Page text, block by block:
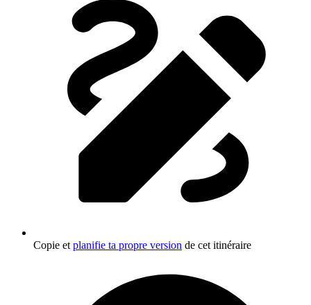
Copie et planifie ta propre version de cet itinéraire